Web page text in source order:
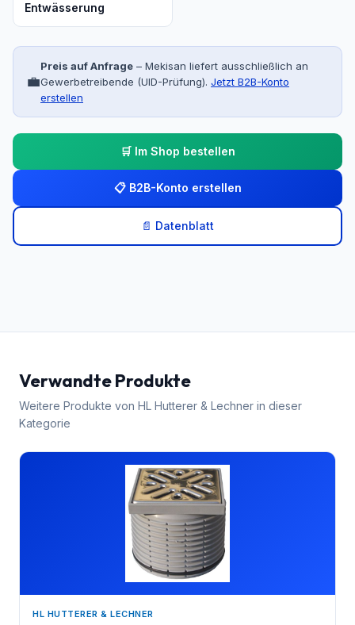
Entwässerung
💼
Preis auf Anfrage – Mekisan liefert ausschließlich an
Gewerbetreibende (UID-Prüfung). Jetzt B2B-Konto
erstellen
🛒 Im Shop bestellen
📋 B2B-Konto erstellen
📄 Datenblatt
Verwandte Produkte
Weitere Produkte von HL Hutterer & Lechner in dieser
Kategorie
HL HUTTERER & LECHNER